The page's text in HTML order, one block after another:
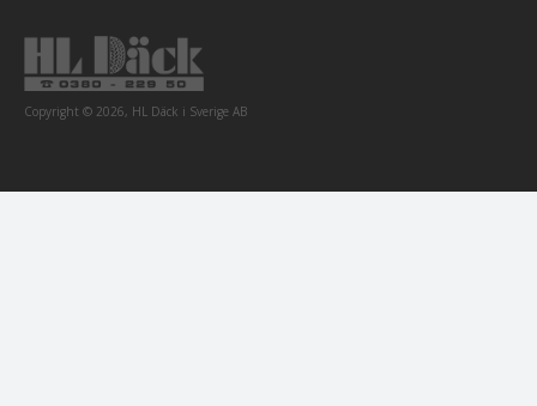
Copyright © 2026, HL Däck i Sverige AB